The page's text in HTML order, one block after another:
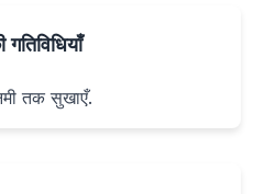
तक सुखाएँ.